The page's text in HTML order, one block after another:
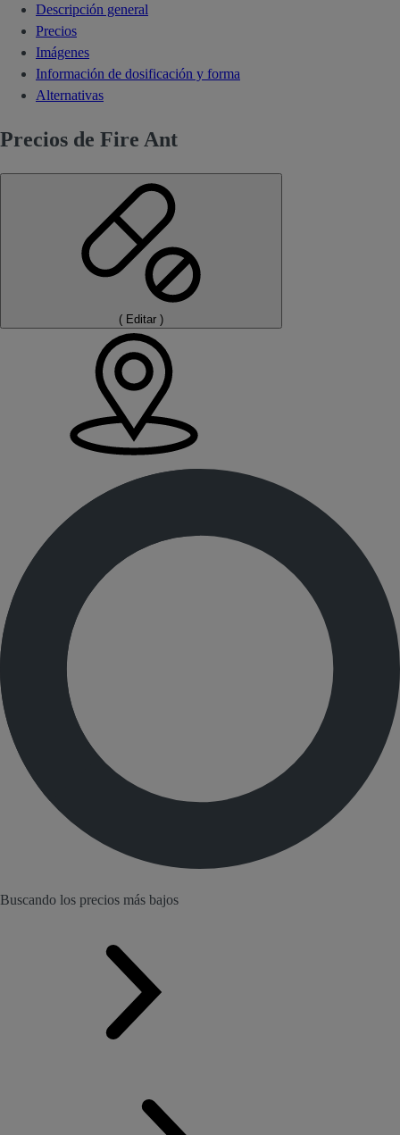
Descripción general
Precios
Imágenes
Información de dosificación y forma
Alternativas
Precios de Fire Ant
( Editar )
Buscando los precios más bajos